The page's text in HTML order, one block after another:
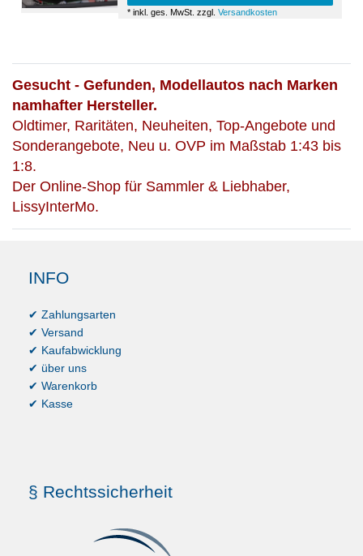
*inkl. ges. MwSt. zzgl.Versandkosten
Gesucht - Gefunden, Modellautos nach Marken
namhafter Hersteller.
Oldtimer, Raritäten, Neuheiten, Top-Angebote und
Sonderangebote, Neu u. OVP im Maßstab 1:43 bis
1:8.
Der Online-Shop für Sammler & Liebhaber,
LissyInterMo.
INFO
✔ Zahlungsarten
✔ Versand
✔ Kaufabwicklung
✔ über uns
✔ Warenkorb
✔ Kasse
§ Rechtssicherheit